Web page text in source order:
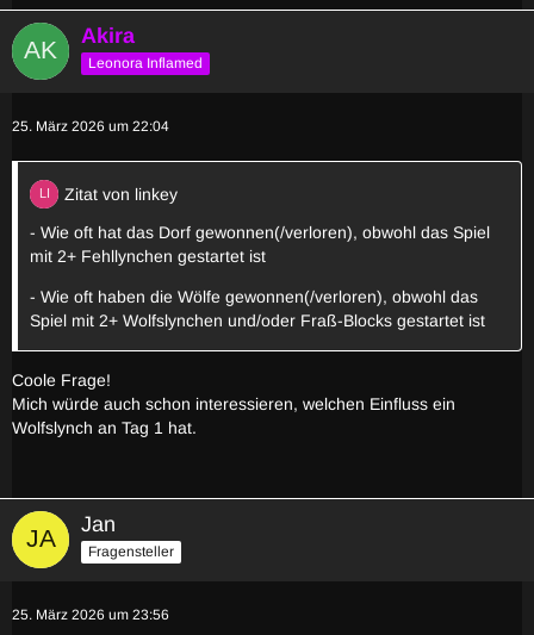
Akira
Leonora Inflamed
25. März 2026 um 22:04
Zitat von linkey
- Wie oft hat das Dorf gewonnen(/verloren), obwohl das Spiel
mit 2+ Fehllynchen gestartet ist
- Wie oft haben die Wölfe gewonnen(/verloren), obwohl das
Spiel mit 2+ Wolfslynchen und/oder Fraß-Blocks gestartet ist
Coole Frage!
Mich würde auch schon interessieren, welchen Einfluss ein
Wolfslynch an Tag 1 hat.
Jan
Fragensteller
25. März 2026 um 23:56